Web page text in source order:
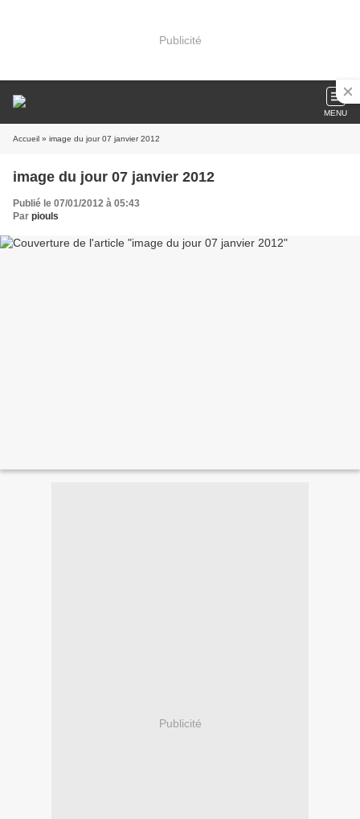
Publicité
MENU
Accueil » image du jour 07 janvier 2012
image du jour 07 janvier 2012
Publié le 07/01/2012 à 05:43
Par piouls
Publicité